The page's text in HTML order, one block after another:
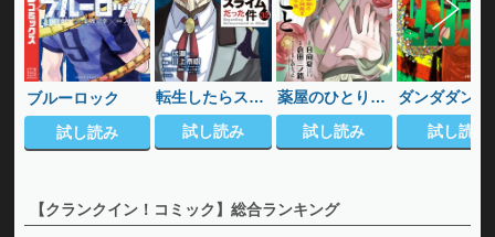
ブルーロック
試し読み
転生したらスラ
イムだった件
試し読み
薬屋のひとりご
と～猫猫の後宮
謎解き手帳～
試し読み
ダンダダン
試し読み
【クランクイン！コミック】総合ランキング